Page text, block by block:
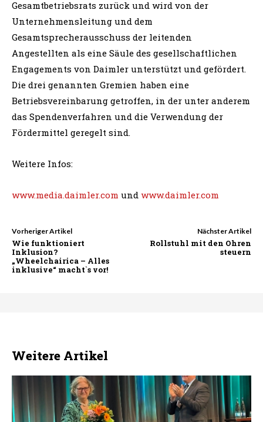
Gesamtbetriebsrats zurück und wird von der
Unternehmensleitung und dem
Gesamtsprecherausschuss der leitenden
Angestellten als eine Säule des gesellschaftlichen
Engagements von Daimler unterstützt und gefördert.
Die drei genannten Gremien haben eine
Betriebsvereinbarung getroffen, in der unter anderem
das Spendenverfahren und die Verwendung der
Fördermittel geregelt sind.
Weitere Infos:
www.media.daimler.com und www.daimler.com
Vorheriger Artikel
Wie funktioniert
Inklusion?
„Wheelchairica – Alles
inklusive“ macht`s vor!
Nächster Artikel
Rollstuhl mit den Ohren
steuern
Weitere Artikel